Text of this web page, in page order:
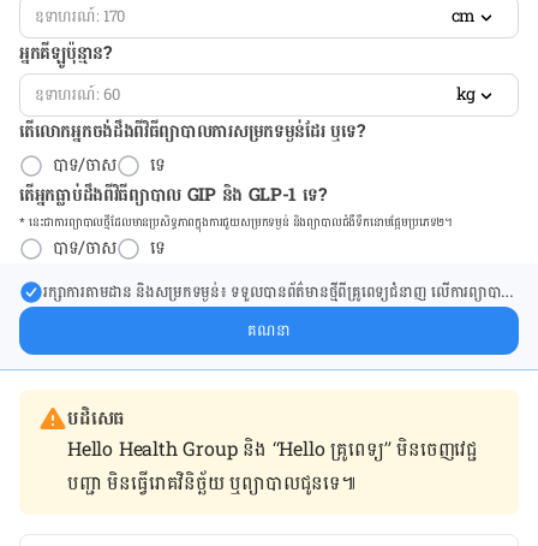
cm
អ្នកគីឡូប៉ុន្មាន?
kg
តើលោកអ្នកចង់ដឹង​ពីវិធីព្យាបាលការសម្រកទម្ងន់ដែរ ឬទេ?
បាទ/ចាស
ទេ
តើអ្នកធ្លាប់ដឹងពីវិធីព្យាបាល GIP និង GLP-1 ទេ?
* នេះ​ជា​ការ​ព្យា​បាល​ថ្មីដែល​​មាន​ប្រសិទ្ធ​ភាព​ក្នុង​ការ​ជួយ​សម្រក​ទម្ងន់ និង​ព្យា​បាល​ជំ​ងឺ​ទឹក​នោម​ផ្អែម​ប្រភេទ២។
បាទ/ចាស ទេ
រក្សា​ការ​តាមដាន និងសម្រក​ទម្ងន់៖ ទទួលបាន​ព័ត៌​មាន​ថ្មី​ពី​គ្រូពេទ្យ​ជំនាញ លើ​ការ​ព្យា​បាល​
គណនា
បដិសេធ
Hello Health Group និង “Hello គ្រូពេទ្យ” មិន​ចេញ​វេជ្ជ
បញ្ជា មិន​ធ្វើ​រោគវិនិច្ឆ័យ ឬ​ព្យាបាល​ជូន​ទេ៕